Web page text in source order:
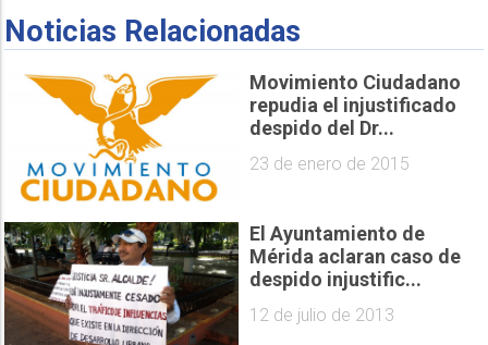
Noticias Relacionadas
Movimiento Ciudadano
repudia el injustificado
despido del Dr...
23 de enero de 2015
El Ayuntamiento de
Mérida aclaran caso de
despido injustific...
12 de julio de 2013